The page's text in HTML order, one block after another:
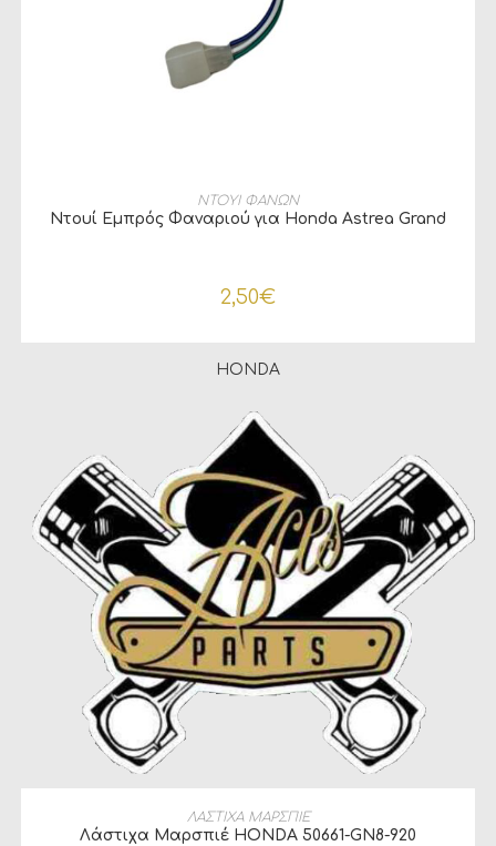
ΠΡΟΣΘΉΚΗ ΣΤΟ ΚΑΛΆΘΙ
ΝΤΟΥΙ ΦΑΝΩΝ
Ντουί Εμπρός Φαναριού για Honda Astrea Grand
2,50€
HONDA
ΠΡΟΣΘΉΚΗ ΣΤΟ ΚΑΛΆΘΙ
ΛΑΣΤΙΧΑ ΜΑΡΣΠΙΕ
Λάστιχα Μαρσπιέ HONDA 50661-GN8-920